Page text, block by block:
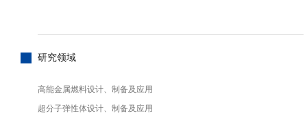
研究领域
高能金属燃料设计、制备及应用
超分子弹性体设计、制备及应用